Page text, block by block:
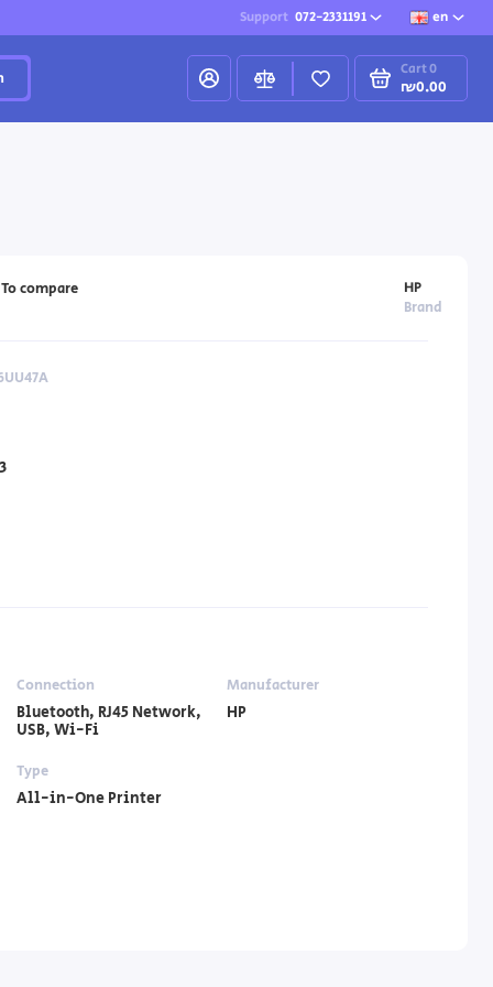
Support 072-2331191 en
Cart0
₪0.00
HP
Brand
To compare
Connection
Bluetooth, RJ45 Network,
USB, Wi-Fi
Manufacturer
HP
Type
All-in-One Printer